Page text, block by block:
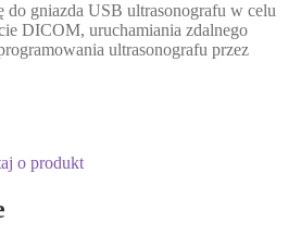
do gniazda USB ultrasonografu w celu
DICOM, uruchamiania zdalnego
ultrasonografu przez
o produkt